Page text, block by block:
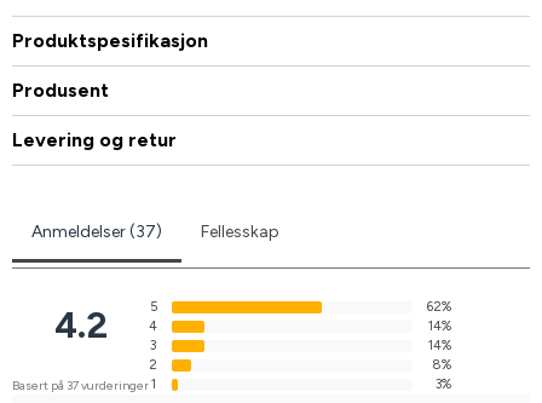
Produktspesifikasjon
Produsent
Levering og retur
Anmeldelser (37) Fellesskap
4.2
Basert på 37 vurderinger
5
62%
4
14%
3
14%
2
8%
1
3%